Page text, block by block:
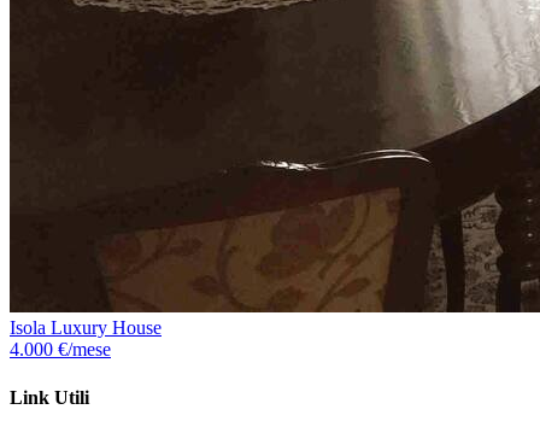
Isola Luxury House
4.000 €/mese
Link Utili